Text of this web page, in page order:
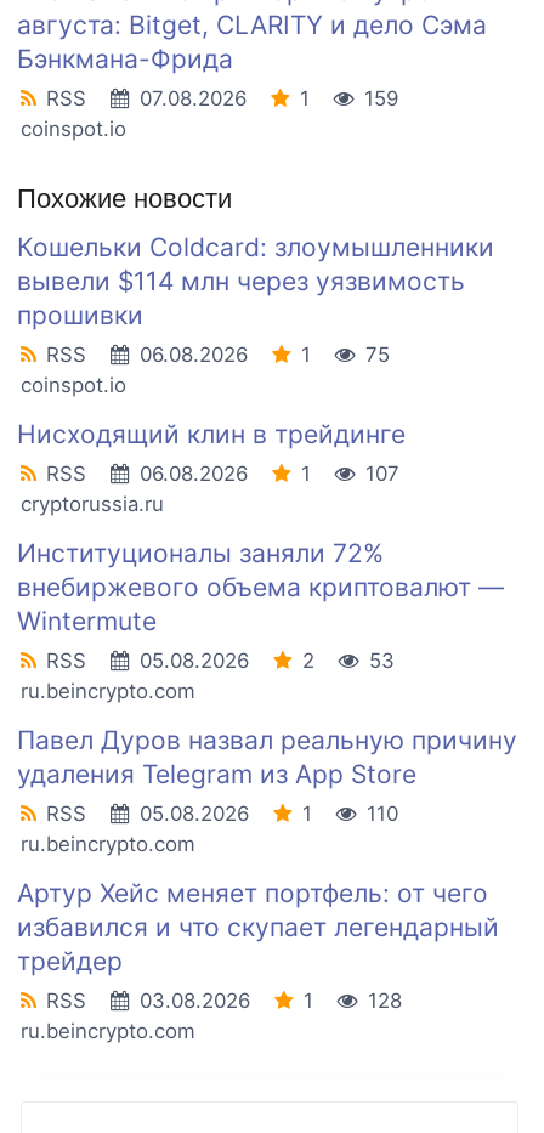
августа: Bitget, CLARITY и дело Сэма
Бэнкмана-Фрида
RSS 07.08.2026 1
159
coinspot.io
Похожие новости
Кошельки Coldcard: злоумышленники
вывели $114 млн через уязвимость
прошивки
RSS 06.08.2026 1
75
coinspot.io
Нисходящий клин в трейдинге
RSS 06.08.2026 1
107
cryptorussia.ru
Институционалы заняли 72%
внебиржевого объема криптовалют —
Wintermute
RSS 05.08.2026 2
53
ru.beincrypto.com
Павел Дуров назвал реальную причину
удаления Telegram из App Store
RSS 05.08.2026 1
110
ru.beincrypto.com
Артур Хейс меняет портфель: от чего
избавился и что скупает легендарный
трейдер
RSS 03.08.2026 1
128
ru.beincrypto.com